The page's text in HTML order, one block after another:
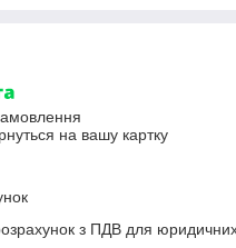
на вашу картку
з ПДВ для